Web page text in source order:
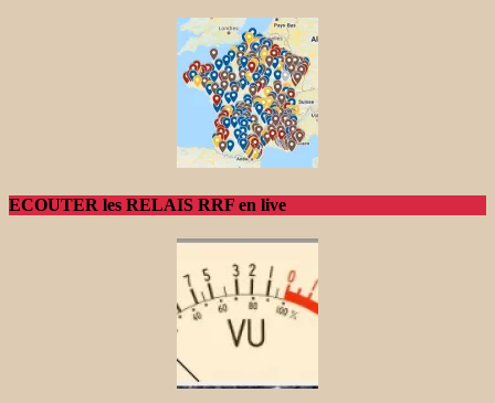
ECOUTER les RELAIS RRF en live